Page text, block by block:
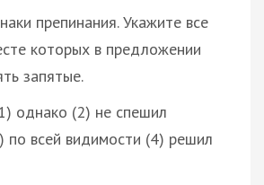
препинания. Укажите все
которых в предложении
запятые.
однако (2) не спешил
по всей видимости (4) решил